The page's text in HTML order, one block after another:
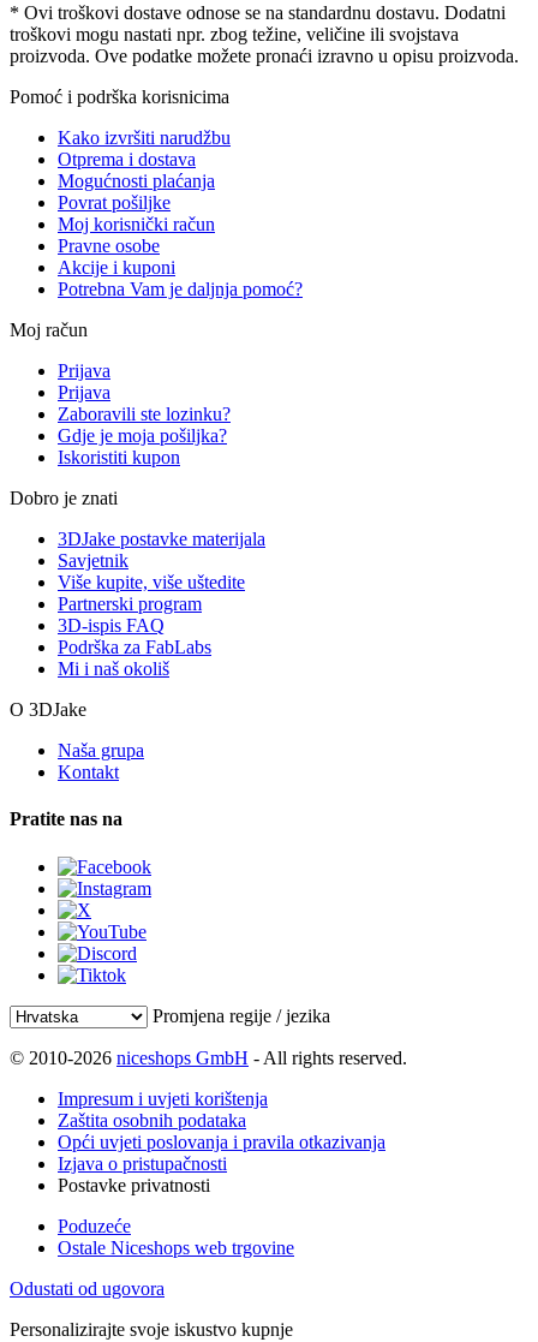
* Ovi troškovi dostave odnose se na standardnu ​​dostavu. Dodatni
troškovi mogu nastati npr. zbog težine, veličine ili svojstava
proizvoda. Ove podatke možete pronaći izravno u opisu proizvoda.
Pomoć i podrška korisnicima
Kako izvršiti narudžbu
Otprema i dostava
Mogućnosti plaćanja
Povrat pošiljke
Moj korisnički račun
Pravne osobe
Akcije i kuponi
Potrebna Vam je daljnja pomoć?
Moj račun
Prijava
Prijava
Zaboravili ste lozinku?
Gdje je moja pošiljka?
Iskoristiti kupon
Dobro je znati
3DJake postavke materijala
Savjetnik
Više kupite, više uštedite
Partnerski program
3D-ispis FAQ
Podrška za FabLabs
Mi i naš okoliš
O 3DJake
Naša grupa
Kontakt
Pratite nas na
Promjena regije / jezika
© 2010-2026 niceshops GmbH - All rights reserved.
Impresum i uvjeti korištenja
Zaštita osobnih podataka
Opći uvjeti poslovanja i pravila otkazivanja
Izjava o pristupačnosti
Postavke privatnosti
Poduzeće
Ostale Niceshops web trgovine
Odustati od ugovora
Personalizirajte svoje iskustvo kupnje